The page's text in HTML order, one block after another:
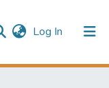
Log In (current)